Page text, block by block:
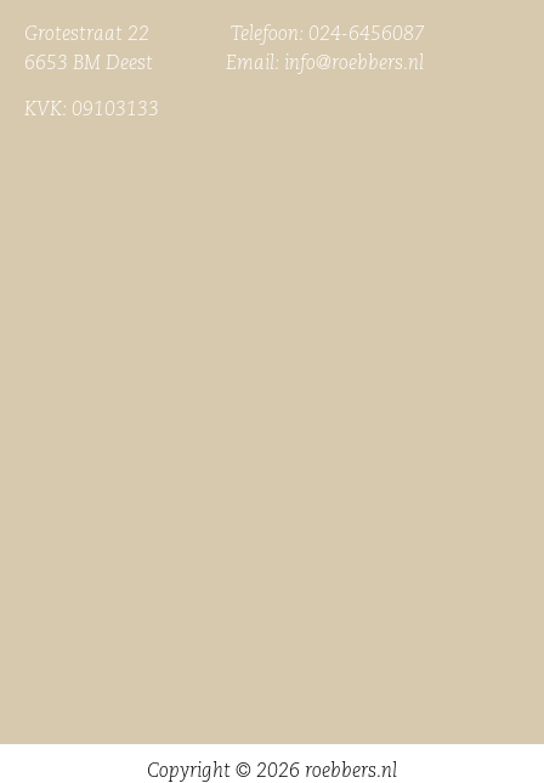
Grotestraat 22 Telefoon: 024-6456087
6653 BM Deest Email: info@roebbers.nl
KVK: 09103133
Copyright © 2026 roebbers.nl